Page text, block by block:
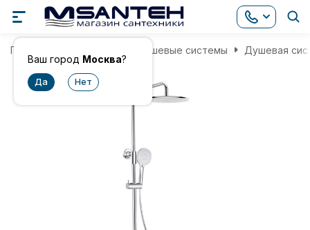
Ваш город Москва?
Главная Душевые системы Душевая